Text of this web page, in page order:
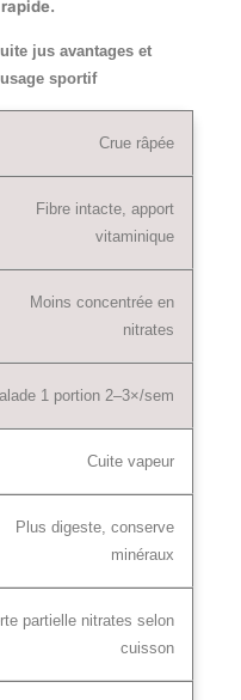
jus avantages et
sportif
Crue râpée
Fibre intacte, apport
vitaminique
Moins concentrée en
nitrates
1 portion 2–3×/sem
Cuite vapeur
Plus digeste, conserve
minéraux
partielle nitrates selon
cuisson